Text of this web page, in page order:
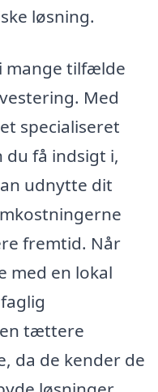
løsning.
mange tilfælde
Med
specialiseret
du få indsigt i,
udnytte dit
fremtid. Når
med en lokal
tættere
da de kender de